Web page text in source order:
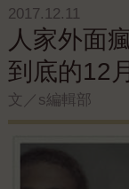
2017.12.11
人家外面
到底的12
文／s編輯部